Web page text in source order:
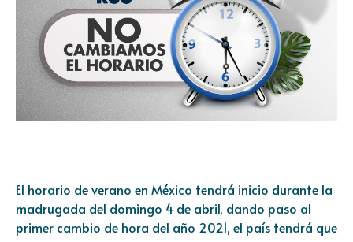
El horario de verano en México tendrá inicio durante la
madrugada del domingo 4 de abril, dando paso al
primer cambio de hora del año 2021, el país tendrá que